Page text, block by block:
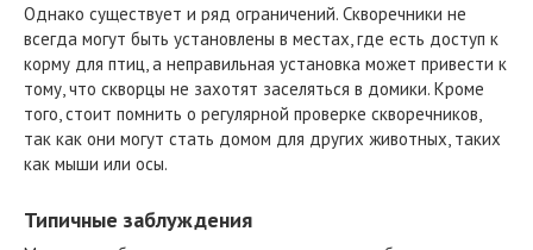
Однако существует и ряд ограничений. Скворечники не
всегда могут быть установлены в местах, где есть доступ к
корму для птиц, а неправильная установка может привести к
тому, что скворцы не захотят заселяться в домики. Кроме
того, стоит помнить о регулярной проверке скворечников,
так как они могут стать домом для других животных, таких
как мыши или осы.
Типичные заблуждения